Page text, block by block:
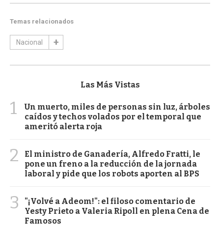
Temas relacionados
Nacional
Las Más Vistas
1
Un muerto, miles de personas sin luz, árboles
caídos y techos volados por el temporal que
ameritó alerta roja
2
El ministro de Ganadería, Alfredo Fratti, le
pone un freno a la reducción de la jornada
laboral y pide que los robots aporten al BPS
3
"¡Volvé a Adeom!": el filoso comentario de
Yesty Prieto a Valeria Ripoll en plena Cena de
Famosos